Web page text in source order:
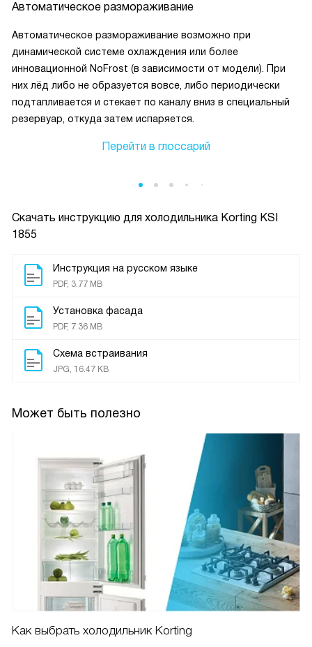
Скачать инструкцию для холодильника Korting KSI
1855
Инструкция на русском языке
PDF, 3.77 MB
Установка фасада
PDF, 7.36 MB
Схема встраивания
JPG, 16.47 KB
Может быть полезно
Как выбрать холодильник Korting
Автоматическое размораживание
Автоматическое размораживание возможно при
динамической системе охлаждения или более
инновационной NoFrost (в зависимости от модели). При
них лёд либо не образуется вовсе, либо периодически
подтапливается и стекает по каналу вниз в специальный
резервуар, откуда затем испаряется.
Перейти в глоссарий